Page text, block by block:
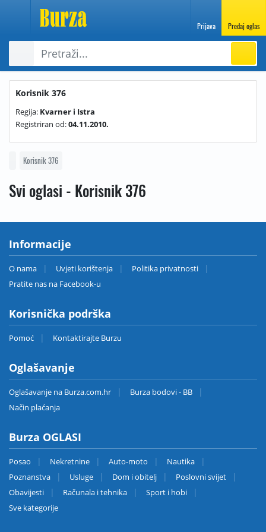
Prijava Predaj oglas
Korisnik 376
Regija: Kvarner i Istra
Registriran od:04.11.2010.
Korisnik 376
Svi oglasi - Korisnik 376
Informacije
O nama Uvjeti korištenja
Politika privatnosti
Pratite nas na Facebook-u
Korisnička podrška
Pomoć Kontaktirajte Burzu
Oglašavanje
Oglašavanje na Burza.com.hr
Burza bodovi - BB
Način plaćanja
Burza OGLASI
Posao Nekretnine Auto-moto
Nautika
Poznanstva
Usluge Dom i obitelj
Poslovni svijet
Obavijesti
Računala i tehnika
Sport i hobi
Sve kategorije